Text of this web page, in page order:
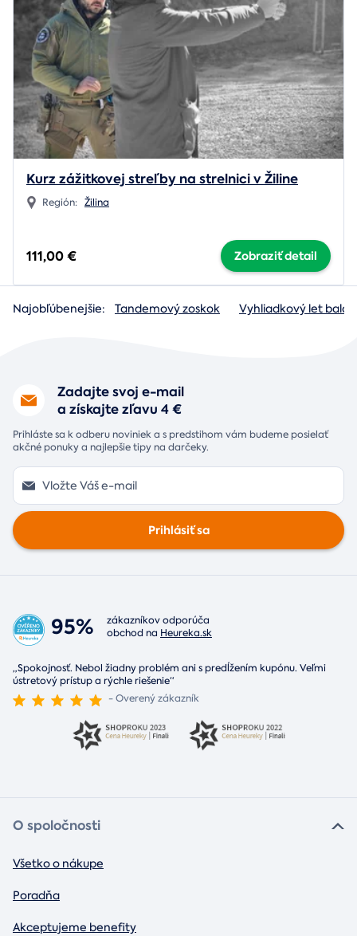
Kurz zážitkovej streľby na strelnici v Žiline
Región: Žilina
111,00 € Zobraziť detail
Najobľúbenejšie: Tandemový zoskok Vyhliadkový let
Zadajte svoj e-mail
a získajte zľavu 4 €
Prihláste sa k odberu noviniek a s predstihom vám budeme posielať
akčné ponuky a najlepšie tipy na darčeky.
Prihlásiť sa
95%
zákazníkov odporúča
obchod na Heureka.sk
„Spokojnosť. Nebol žiadny problém ani s predĺžením kupónu. Veľmi
ústretový prístup a rýchle riešenie“
- Overený zákazník
O spoločnosti
Všetko o nákupe
Poradňa
Akceptujeme benefity